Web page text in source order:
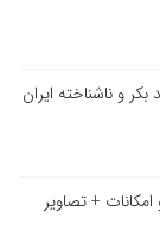
و ناشناخته ایران
+ تصاویر